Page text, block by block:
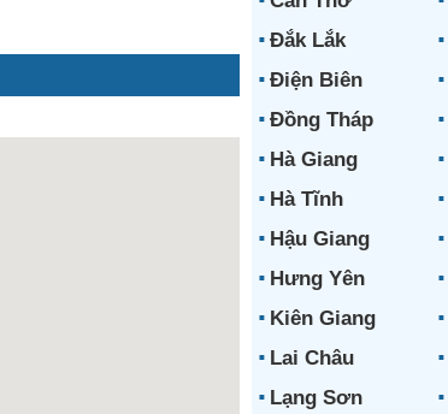
Đắk Lắk
Điện Biên
Đồng Tháp
Hà Giang
Hà Tĩnh
Hậu Giang
Hưng Yên
Kiên Giang
Lai Châu
Lạng Sơn